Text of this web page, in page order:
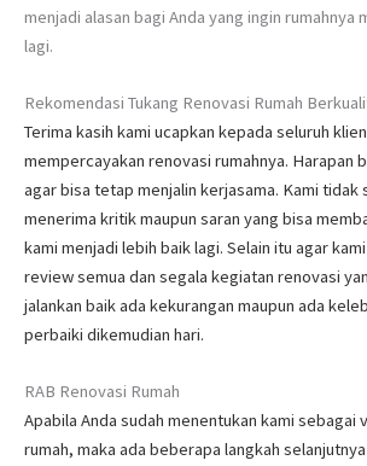
menjadi alasan bagi Anda yang ingin rumahnya
lagi.
Rekomendasi Tukang Renovasi Rumah
Terima kasih kami ucapkan kepada seluruh
mempercayakan renovasi rumahnya. Harapan
agar bisa tetap menjalin kerjasama. Kami tidak
menerima kritik maupun saran yang bisa
kami menjadi lebih baik lagi. Selain itu agar
review semua dan segala kegiatan renovasi
jalankan baik ada kekurangan maupun ada
perbaiki dikemudian hari.
RAB Renovasi Rumah
Apabila Anda sudah menentukan kami sebagai
rumah, maka ada beberapa langkah